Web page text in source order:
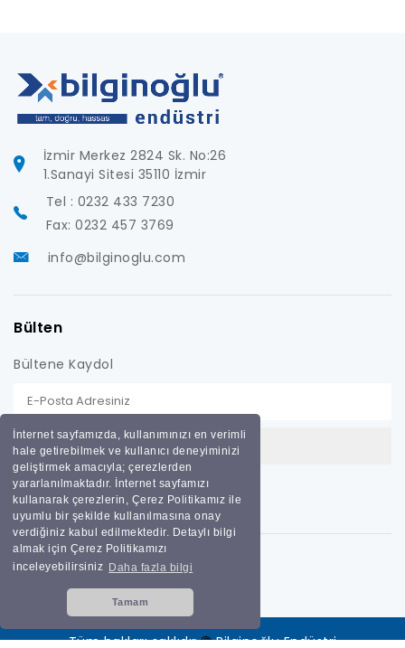
İnternet sayfamızda, kullanımınızı en verimli
hale getirebilmek ve kullanıcı deneyiminizi
geliştirmek amacıyla; çerezlerden
yararlanılmaktadır. İnternet sayfamızı
kullanarak çerezlerin, Çerez Politikamız ile
uyumlu bir şekilde kullanılmasına onay
verdiğiniz kabul edilmektedir. Detaylı bilgi
almak için Çerez Politikamızı
inceleyebilirsiniz Daha fazla bilgi
Tamam
İzmir Merkez 2824 Sk. No:26
1.Sanayi Sitesi 35110 İzmir
Tel : 0232 433 7230
Fax: 0232 457 3769
info@bilginoglu.com
Bülten
Bültene Kaydol
Tüm hakları saklıdır Bilginoğlu Endüstri